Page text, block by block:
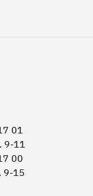
01
9-11
00
9-15